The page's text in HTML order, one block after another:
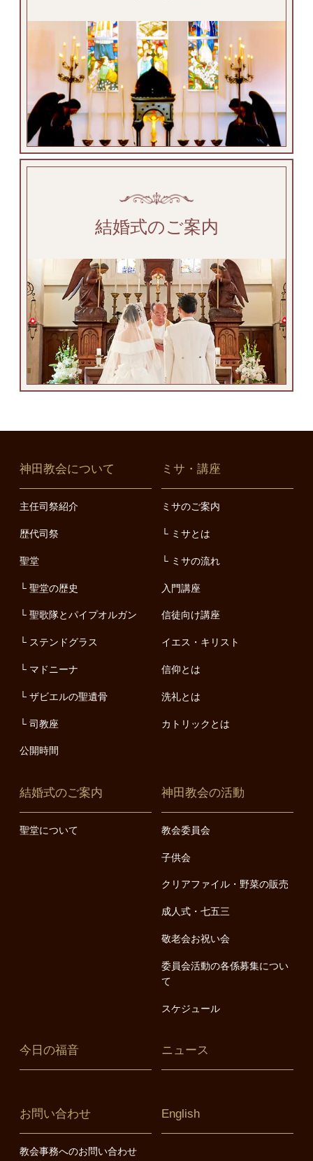
結婚式のご案内
神田教会について
主任司祭紹介
歴代司祭
聖堂
聖堂の歴史
聖歌隊とパイプオルガン
ステンドグラス
マドニーナ
ザビエルの聖遺骨
司教座
公開時間
ミサ・講座
ミサのご案内
ミサとは
ミサの流れ
入門講座
信徒向け講座
イエス・キリスト
信仰とは
洗礼とは
カトリックとは
結婚式のご案内
聖堂について
神田教会の活動
教会委員会
子供会
クリアファイル・野菜の販売
成人式・七五三
敬老会お祝い会
委員会活動の各係募集につい
て
スケジュール
今日の福音 ニュース
お問い合わせ
教会事務へのお問い合わせ
English